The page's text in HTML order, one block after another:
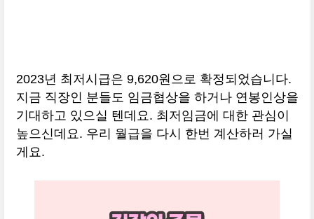
2023년 최저시급은 9,620원으로 확정되었습니다.
지금 직장인 분들도 임금협상을 하거나 연봉인상을
기대하고 있으실 텐데요. 최저임금에 대한 관심이
높으신데요. 우리 월급을 다시 한번 계산하러 가실
게요.